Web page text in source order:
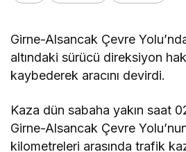
Girne-Alsancak Çevre
altındaki sürücü direksiyon
kaybederek aracını devirdi.
Kaza dün sabaha yakın saat
Girne-Alsancak Çevre
kilometreleri arasında trafik